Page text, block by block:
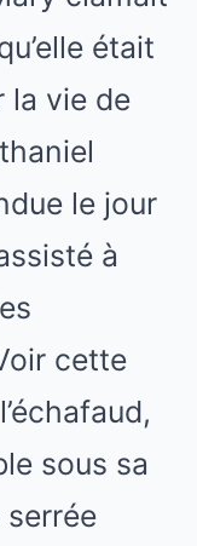
était
la vie de
le jour
à
cette
sous sa